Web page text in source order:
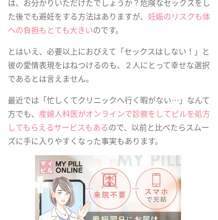
は、お分かりいただけたでしょうか？危険なセックスをし
た後でも避妊をする方法はありますが、 妊娠のリスクも体
への負担もとても大きいのです。
とはいえ、必要以上におびえて「セックスはしない！」と
彼の愛情表現をはねつけるのも、２人にとって幸せな選択
であるとは言えません。
最近では「忙しくてクリニックへ行く暇がない…」なんて
方でも、 産婦人科医がオンラインで診察をしてピルを処方
してもらえるサービスもあるので、以前と比べたらスムー
ズに手に入りやすくなった事実もあります。